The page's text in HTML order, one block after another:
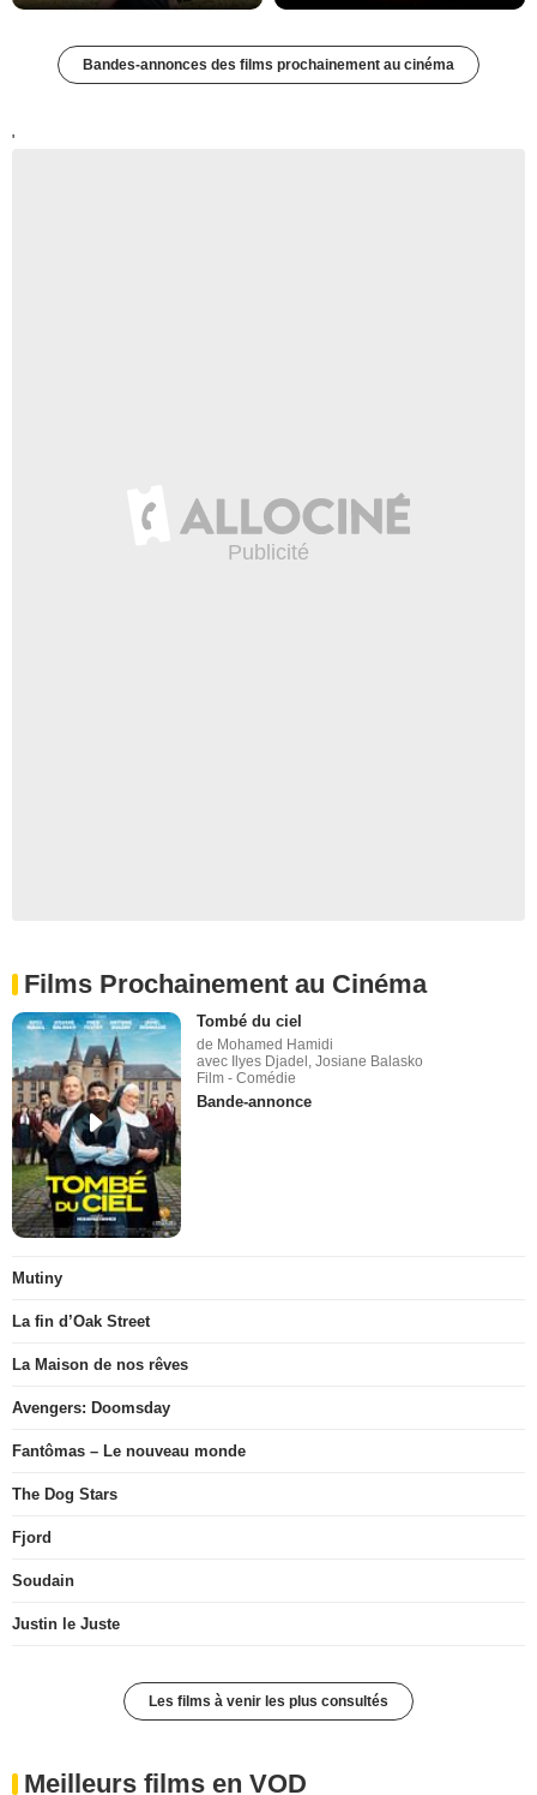
Bandes-annonces des films prochainement au cinéma
'
Films Prochainement au Cinéma
Tombé du ciel
de Mohamed Hamidi
avec Ilyes Djadel, Josiane Balasko
Film - Comédie
Bande-annonce
Mutiny
La fin d’Oak Street
La Maison de nos rêves
Avengers: Doomsday
Fantômas – Le nouveau monde
The Dog Stars
Fjord
Soudain
Justin le Juste
Les films à venir les plus consultés
Meilleurs films en VOD